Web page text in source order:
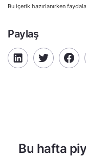
Bu içerik hazırlanırken
Paylaş
Bu hafta